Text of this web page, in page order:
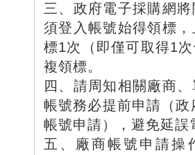
三、政府電子採購網
須登入帳號始得領標
標1次（即僅可取得1
複領標。
四、請周知相關廠商
帳號務必提前申請（
帳號申請），避免延誤
五、廠商帳號申請操